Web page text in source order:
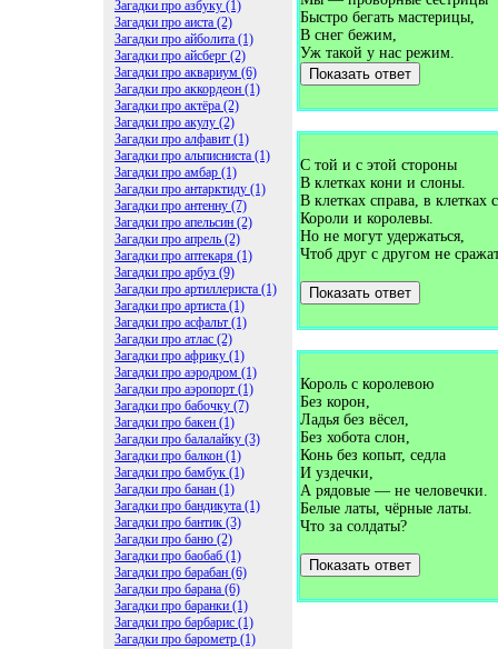
Загадки про азбуку (1)
Загадки про аиста (2)
Загадки про айболита (1)
Загадки про айсберг (2)
Загадки про аквариум (6)
Загадки про аккордеон (1)
Загадки про актёра (2)
Загадки про акулу (2)
Загадки про алфавит (1)
Загадки про альписниста (1)
Загадки про амбар (1)
Загадки про антарктиду (1)
Загадки про антенну (7)
Загадки про апельсин (2)
Загадки про апрель (2)
Загадки про аптекаря (1)
Загадки про арбуз (9)
Загадки про артиллериста (1)
Загадки про артиста (1)
Загадки про асфальт (1)
Загадки про атлас (2)
Загадки про африку (1)
Загадки про аэродром (1)
Загадки про аэропорт (1)
Загадки про бабочку (7)
Загадки про бакен (1)
Загадки про балалайку (3)
Загадки про балкон (1)
Загадки про бамбук (1)
Загадки про банан (1)
Загадки про бандикута (1)
Загадки про бантик (3)
Загадки про баню (2)
Загадки про баобаб (1)
Загадки про барабан (6)
Загадки про барана (6)
Загадки про баранки (1)
Загадки про барбарис (1)
Загадки про барометр (1)
Быстро бегать мастерицы,
В снег бежим,
Уж такой у нас режим.
Показать ответ
С той и с этой стороны
В клетках кони и слоны.
В клетках справа, в клетках
Короли и королевы.
Но не могут удержаться,
Чтоб друг с другом не
Показать ответ
Король с королевою
Без корон,
Ладья без вёсел,
Без хобота слон,
Конь без копыт, седла
И уздечки,
А рядовые — не человечки.
Белые латы, чёрные латы.
Что за солдаты?
Показать ответ